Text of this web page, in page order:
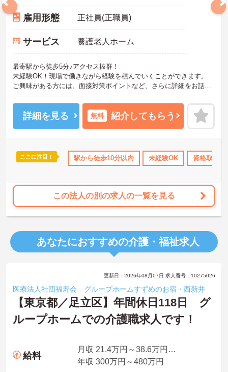
研修制度あり 産休･育休･介護休暇取得実績あり 社会保険完備
雇用形態 正社員(正職員)
サービス 養護老人ホーム
最寄駅から徒歩5分♪アクセス抜群！
未経験OK！現場で働きながら経験を積んでいくことができます。
ご興味がある方には、面接対策ポイントなど、さらに詳細をお話し
詳細を見る 無料 紹介してもらう
ここに注目！ 駅から徒歩10分以内 未経験OK 資格取得サ
この法人の別の求人の一覧を見る
あなたにおすすめの介護・福祉求人
更新日：2026年08月07日 求人番号：10275026
医療法人社団福寿会 グループホームすずめのお宿・西新井
【東京都／足立区】年間休日118日 グ
ループホームでの介護職求人です！
給料
月収 21.4万円～38.6万円程度（諸手当込み）
年収 300万円～480万円